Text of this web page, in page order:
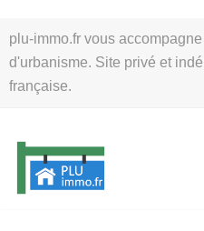
plu-immo.fr vous
d'urbanisme. Site privé et
française.
au
contenu